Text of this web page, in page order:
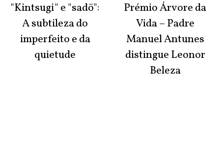
"Kintsugi" e "sadō":
A subtileza do
imperfeito e da
quietude
Prémio Árvore da
Vida – Padre
Manuel Antunes
distingue Leonor
Beleza